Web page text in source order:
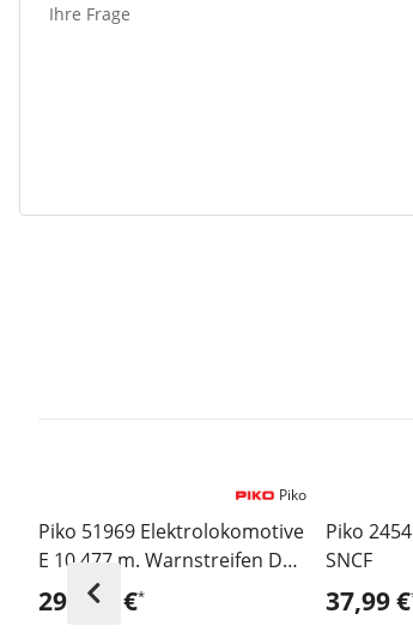
Ihre Frage
Piko 51969 Elektrolokomotive
E 10 477 m. Warnstreifen DB -
Sound Version
295,95 €*
Piko
Piko
SNCF
37,99 €